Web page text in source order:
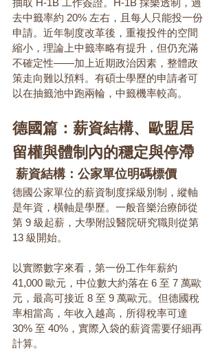
去中籤率約 20% 左右，且每人只能投一份
申請。近年制度改革後，重複投件的空間
縮小，理論上中籤率略有提升，但仍充滿
不確定性——加上近期政治因素，整體政
策走向難以預料。有碩士學歷的申請者可
以在抽籤池中跑兩輪，中籤機率較高。
德國篇：薪資結構、歐盟居
留權與體制內的穩定與停滯
薪資結構：公家單位明碼標價
德國公家單位的薪資制度採級別制，縱軸
是年資，橫軸是學歷。一般音樂治療師從
第 9 級起薪，大學附設醫院研究職則從第
13 級開始。
以實際數字來看，第一份工作年薪約
41,000 歐元，中位數大約落在 6 至 7 萬歐
元，最高可接近 8 至 9 萬歐元。但德國稅
率相當高，年收入越高，所得稅率可達
30% 至 40%，實際入袋的薪資需要仔細再
計算。